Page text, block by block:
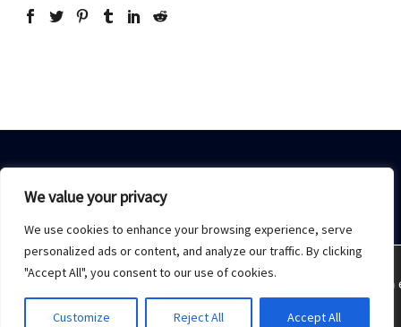
We value your privacy
We use cookies to enhance your browsing experience, serve
personalized ads or content, and analyze our traffic. By clicking
"Accept All", you consent to our use of cookies.
Customize Reject All Accept All
Sobre Nós Acesso restrito Contato
2021 © Copyrights - Monday Publicidade
Estamos usando cookies para oferecer a melhor